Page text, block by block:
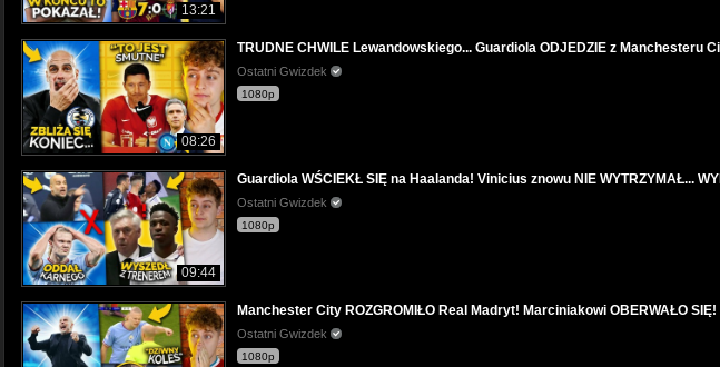
13:21
08:26
TRUDNE CHWILE Lewandowskiego... Guardiola ODJEDZIE z Manchesteru
Ostatni Gwizdek
1080p
09:44
Guardiola WŚCIEKŁ SIĘ na Haalanda! Vinicius znowu NIE WYTRZYMAŁ...
Ostatni Gwizdek
1080p
Manchester City ROZGROMIŁO Real Madryt! Marciniakowi OBERWAŁO SIĘ!
Ostatni Gwizdek
1080p